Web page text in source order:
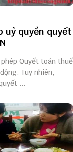
uỷ quyền quyết
Quyết toán thuế
Tuy nhiên,
...